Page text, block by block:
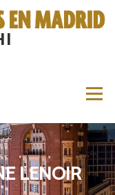
Menú
LENOIR